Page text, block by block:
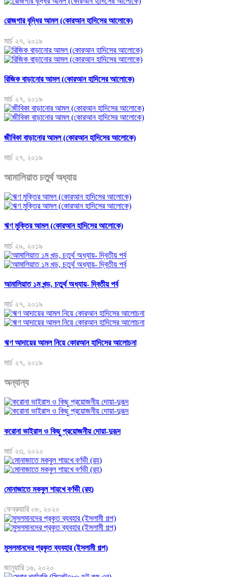
রোজগার বৃদ্ধির আমল (কোরআন হাদিসের আলোকে)
মার্চ ২৭, ২০১৯
রিজিক বাড়ানোর আমল (কোরআন হাদিসের আলোকে)
মার্চ ২৭, ২০১৯
জীবিকা বাড়ানোর আমল (কোরআন হাদিসের আলোকে)
মার্চ ২৭, ২০১৯
আমালিয়াত চতুর্থ অধ্যায়
ঋণ মুক্তির আমল (কোরআন হাদিসের আলোকে)
মার্চ ২৯, ২০১৯
আমালিয়াত ১ম খন্ড, চতুর্থ অধ্যায়- দ্বিতীয় পর্ব
মার্চ ২৭, ২০১৯
ঋণ আদায়ের আমল নিয়ে কোরআন হাদিসের আলোচনা
মার্চ ২৭, ২০১৯
অন্যান্য
করোনা ভাইরাস ও কিছু প্রয়োজনীয় দোয়া-দুরূদ
মার্চ ২৩, ২০২০
মোনাজাতে মকবুল শায়খে বর্ণভী (রহ)
ফেব্রুয়ারি ০৮, ২০২০
মুসলমানদের প্রকৃত ব্যবহার (ইসলামী গল্প)
জানুয়ারি ১৬, ২০২০